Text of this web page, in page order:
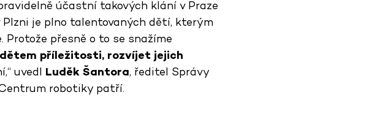
účastní takových klání v Praze
Plzni je plno talentovaných dětí, kterým
přesně o to se snažíme
příležitosti, rozvíjet jejich
uvedl Luděk Šantora, ředitel Správy
robotiky patří.